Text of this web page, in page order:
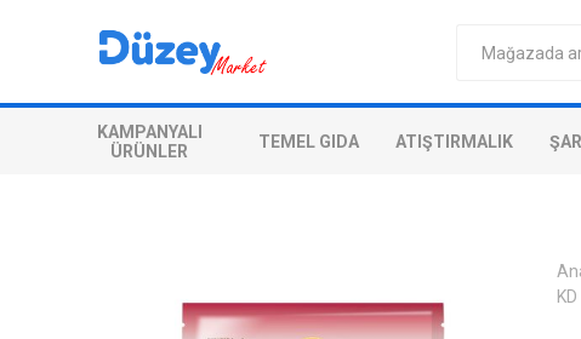
KAMPANYALI
ÜRÜNLER
TEMEL GIDA ATIŞTIRMALIK